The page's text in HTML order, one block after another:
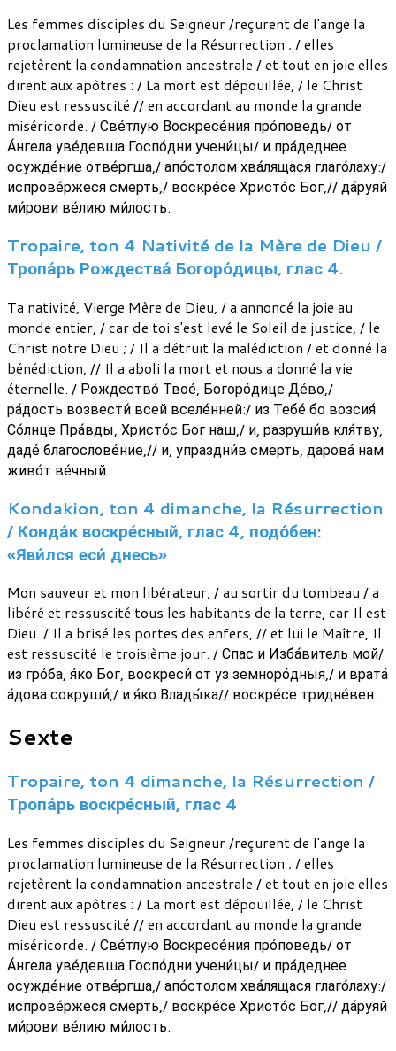
Les femmes disciples du Seigneur /reçurent de l'ange la
proclamation lumineuse de la Résurrection ; / elles
rejetèrent la condamnation ancestrale / et tout en joie elles
dirent aux apôtres : / La mort est dépouillée, / le Christ
Dieu est ressuscité // en accordant au monde la grande
miséricorde. / Све́тлую Воскресе́ния про́поведь/ от
А́нгела уве́девша Госпо́дни учени́цы/ и пра́деднее
осужде́ние отве́ргша,/ апо́столом хва́лящася глаго́лаху:/
испрове́ржеся смерть,/ воскре́се Христо́с Бог,// да́руяй
ми́рови ве́лию ми́лость.
Tropaire, ton 4 Nativité de la Mère de Dieu /
Тропа́рь Рождества́ Богоро́дицы, глас 4.
Ta nativité, Vierge Mère de Dieu, / a annoncé la joie au
monde entier, / car de toi s'est levé le Soleil de justice, / le
Christ notre Dieu ; / Il a détruit la malédiction / et donné la
bénédiction, // Il a aboli la mort et nous a donné la vie
éternelle. / Рождество́ Твое́, Богоро́дице Де́во,/
ра́дость возвести́ всей вселе́нней:/ из Тебе́ бо возсия́
Со́лнце Пра́вды, Христо́с Бог наш,/ и, разруши́в кля́тву,
даде́ благослове́ние,// и, упраздни́в смерть, дарова́ нам
живо́т ве́чный.
Kondakion, ton 4 dimanche, la Résurrection
/ Конда́к воскре́сный, глас 4, подо́бен:
«Яви́лся еси́ днесь»
Mon sauveur et mon libérateur, / au sortir du tombeau / a
libéré et ressuscité tous les habitants de la terre, car Il est
Dieu. / Il a brisé les portes des enfers, // et lui le Maître, Il
est ressuscité le troisième jour. / Спас и Изба́витель мой/
из гро́ба, я́ко Бог, воскреси́ от уз земноро́дныя,/ и врата́
а́дова сокруши́,/ и я́ко Влады́ка// воскре́се тридне́вен.
Sexte
Tropaire, ton 4 dimanche, la Résurrection /
Тропа́рь воскре́сный, глас 4
Les femmes disciples du Seigneur /reçurent de l'ange la
proclamation lumineuse de la Résurrection ; / elles
rejetèrent la condamnation ancestrale / et tout en joie elles
dirent aux apôtres : / La mort est dépouillée, / le Christ
Dieu est ressuscité // en accordant au monde la grande
miséricorde. / Све́тлую Воскресе́ния про́поведь/ от
А́нгела уве́девша Госпо́дни учени́цы/ и пра́деднее
осужде́ние отве́ргша,/ апо́столом хва́лящася глаго́лаху:/
испрове́ржеся смерть,/ воскре́се Христо́с Бог,// да́руяй
ми́рови ве́лию ми́лость.